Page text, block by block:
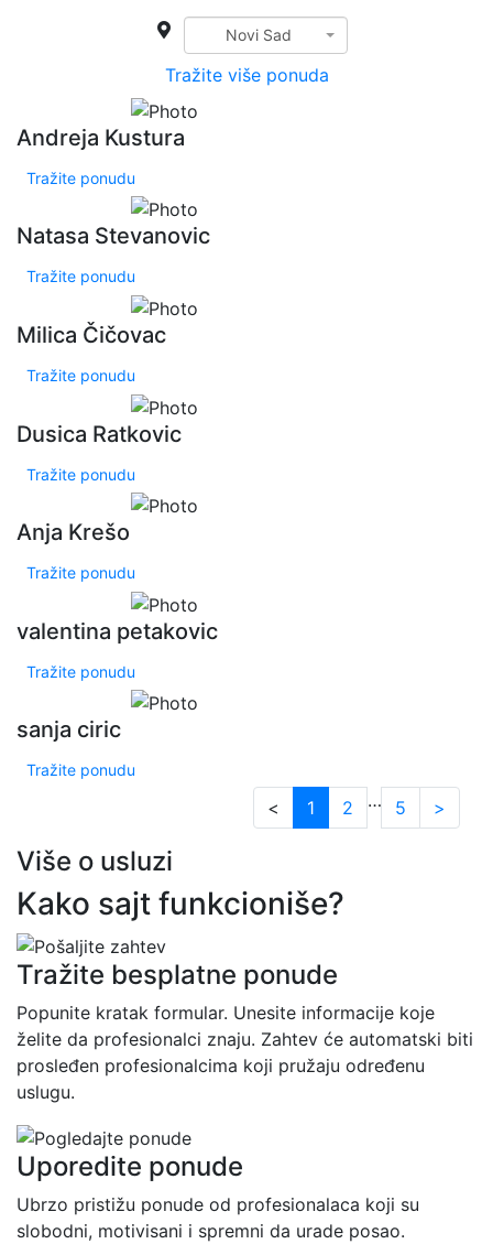
Novi Sad
Tražite više ponuda
Andreja Kustura
Tražite ponudu
Natasa Stevanovic
Tražite ponudu
Milica Čičovac
Tražite ponudu
Dusica Ratkovic
Tražite ponudu
Anja Krešo
Tražite ponudu
valentina petakovic
Tražite ponudu
sanja ciric
Tražite ponudu
< 1 2 … 5 >
Više o usluzi
Kako sajt funkcioniše?
Tražite besplatne ponude
Popunite kratak formular. Unesite informacije koje
želite da profesionalci znaju. Zahtev će automatski biti
prosleđen profesionalcima koji pružaju određenu
uslugu.
Uporedite ponude
Ubrzo pristižu ponude od profesionalaca koji su
slobodni, motivisani i spremni da urade posao.